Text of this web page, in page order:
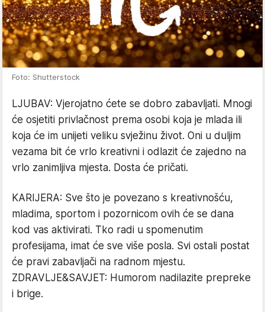
Foto: Shutterstock
LJUBAV: Vjerojatno ćete se dobro zabavljati. Mnogi
će osjetiti privlačnost prema osobi koja je mlada ili
koja će im unijeti veliku svježinu život. Oni u duljim
vezama bit će vrlo kreativni i odlazit će zajedno na
vrlo zanimljiva mjesta. Dosta će pričati.
KARIJERA: Sve što je povezano s kreativnošću,
mladima, sportom i pozornicom ovih će se dana
kod vas aktivirati. Tko radi u spomenutim
profesijama, imat će sve više posla. Svi ostali postat
će pravi zabavljači na radnom mjestu.
ZDRAVLJE&SAVJET: Humorom nadilazite prepreke
i brige.